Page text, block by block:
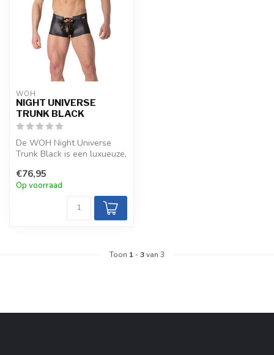
WOH
NIGHT UNIVERSE
TRUNK BLACK
De WOH Night Universe
Trunk Black is een luxueuze,
...
€76,95
Op voorraad
Toon 1 -3van 3